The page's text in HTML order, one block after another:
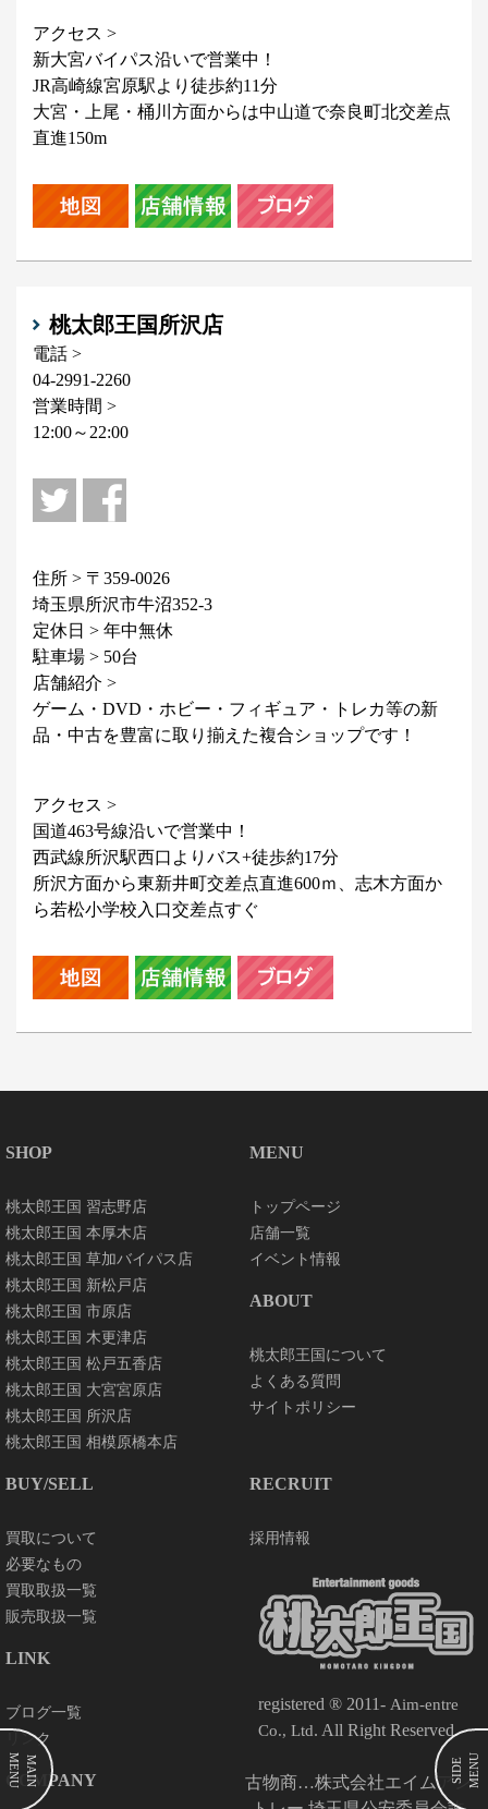
アクセス >
新大宮バイパス沿いで営業中！
JR高崎線宮原駅より徒歩約11分
大宮・上尾・桶川方面からは中山道で奈良町北交差点
直進150m
桃太郎王国所沢店
電話 >
04-2991-2260
営業時間 >
12:00～22:00
住所 > 〒359-0026
埼玉県所沢市牛沼352-3
定休日 > 年中無休
駐車場 > 50台
店舗紹介 >
ゲーム・DVD・ホビー・フィギュア・トレカ等の新
品・中古を豊富に取り揃えた複合ショップです！
アクセス >
国道463号線沿いで営業中！
西武線所沢駅西口よりバス+徒歩約17分
所沢方面から東新井町交差点直進600ｍ、志木方面か
ら若松小学校入口交差点すぐ
SHOP
桃太郎王国 習志野店
桃太郎王国 本厚木店
桃太郎王国 草加バイパス店
桃太郎王国 新松戸店
桃太郎王国 市原店
桃太郎王国 木更津店
桃太郎王国 松戸五香店
桃太郎王国 大宮宮原店
桃太郎王国 所沢店
桃太郎王国 相模原橋本店
MENU
トップページ
店舗一覧
イベント情報
ABOUT
桃太郎王国について
よくある質問
サイトポリシー
BUY/SELL
買取について
必要なもの
買取取扱一覧
販売取扱一覧
LINK
ブログ一覧
リンク
RECRUIT
採用情報
COMPANY
registered ® 2011- Aim-entre
Co., Ltd. All Right Reserved.
古物商…株式会社エイムアン
MAIN
MENU SIDE MENU